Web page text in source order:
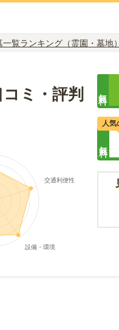
覧ランキング（霊園・墓地）
ミ・評判
人気